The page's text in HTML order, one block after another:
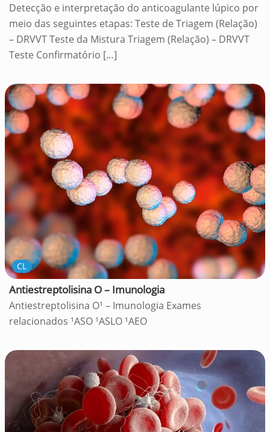
Detecção e interpretação do anticoagulante lúpico por
meio das seguintes etapas: Teste de Triagem (Relação)
– DRVVT Teste da Mistura Triagem (Relação) – DRVVT
Teste Confirmatório […]
CL
Antiestreptolisina O – Imunologia
Antiestreptolisina O¹ – Imunologia Exames
relacionados ¹ASO ¹ASLO ¹AEO